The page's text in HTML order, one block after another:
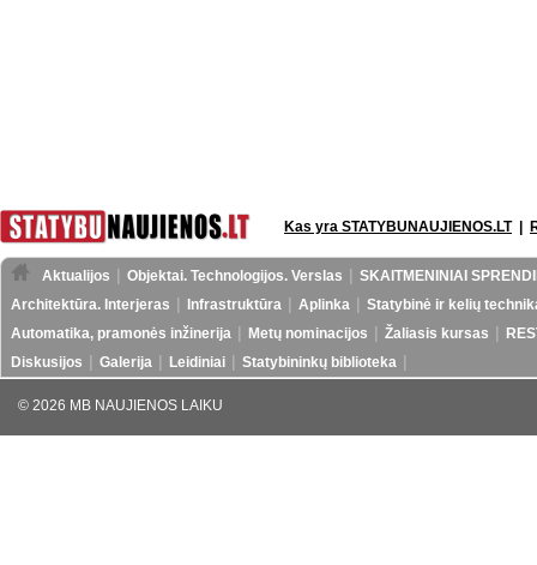
Kas yra STATYBUNAUJIENOS.LT|
Aktualijos Objektai. Technologijos. Verslas
SKAITMENINIAI
Architektūra. Interjeras
Infrastruktūra Aplinka
Statybinė ir kelių
Automatika, pramonės inžinerija
Metų nominacijos Žaliasis kursas
Diskusijos
Galerija Leidiniai Statybininkų biblioteka
© 2026 MB NAUJIENOS LAIKU